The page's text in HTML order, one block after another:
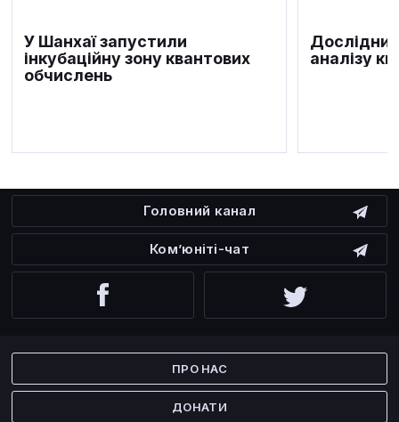
У Шанхаї запустили
інкубаційну зону квантових
обчислень
аналізу
Головний канал
Ком’юніті-чат
ПРО НАС
ДОНАТИ